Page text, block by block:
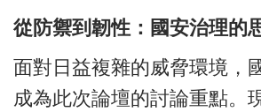
從防禦到韌性：國安治理的
面對日益複雜的威脅環境，
成為此次論壇的討論重點。